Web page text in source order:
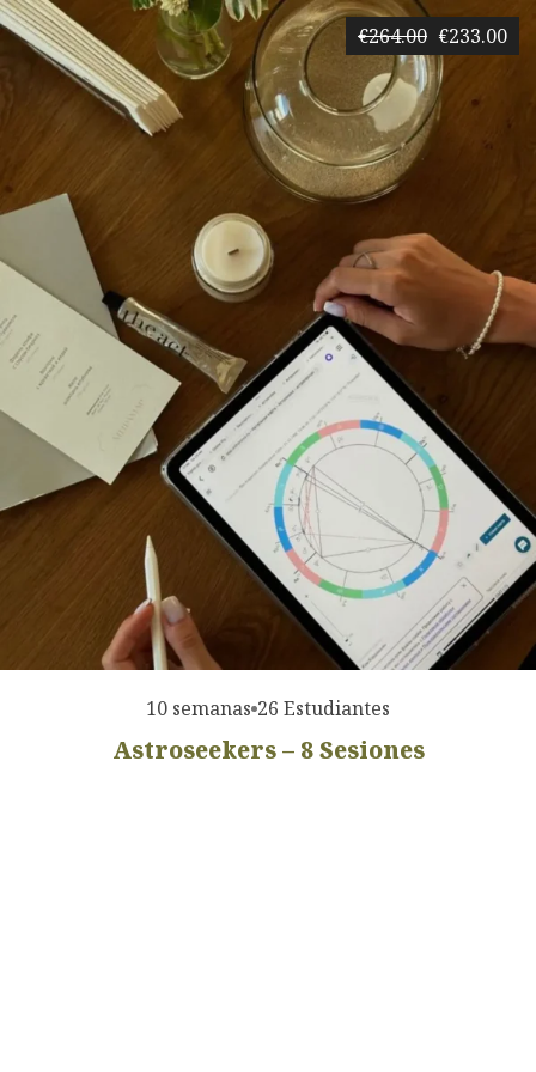
€264.00 €233.00
10 semanas 26 Estudiantes
Astroseekers – 8 Sesiones